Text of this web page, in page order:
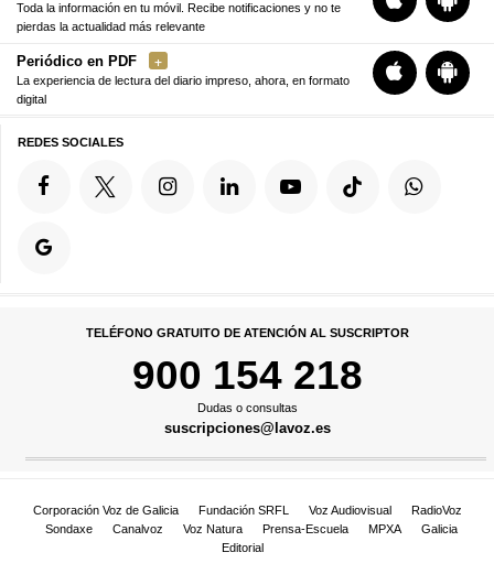
Toda la información en tu móvil. Recibe notificaciones y no te
pierdas la actualidad más relevante
Periódico en PDF
La experiencia de lectura del diario impreso, ahora, en formato
digital
REDES SOCIALES
TELÉFONO GRATUITO DE ATENCIÓN AL SUSCRIPTOR
900 154 218
Dudas o consultas
suscripciones@lavoz.es
Corporación Voz de Galicia Fundación SRFL Voz Audiovisual
RadioVoz
Sondaxe
Canalvoz Voz Natura Prensa-Escuela MPXA
Galicia
Editorial